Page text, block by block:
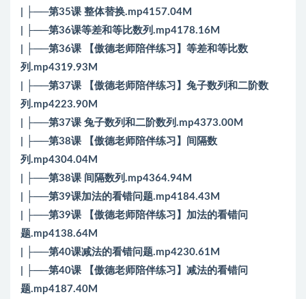
| ├──第35课 整体替换.mp4157.04M
| ├──第36课等差和等比数列.mp4178.16M
| ├──第36课 【傲德老师陪伴练习】等差和等比数
列.mp4319.93M
| ├──第37课 【傲德老师陪伴练习】兔子数列和二阶数
列.mp4223.90M
| ├──第37课 兔子数列和二阶数列.mp4373.00M
| ├──第38课 【傲德老师陪伴练习】间隔数
列.mp4304.04M
| ├──第38课 间隔数列.mp4364.94M
| ├──第39课加法的看错问题.mp4184.43M
| ├──第39课 【傲德老师陪伴练习】加法的看错问
题.mp4138.64M
| ├──第40课减法的看错问题.mp4230.61M
| ├──第40课 【傲德老师陪伴练习】减法的看错问
题.mp4187.40M